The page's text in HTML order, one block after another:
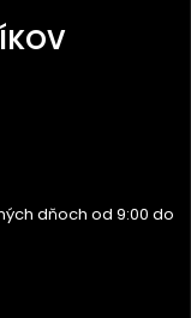
dňoch od 9:00 do